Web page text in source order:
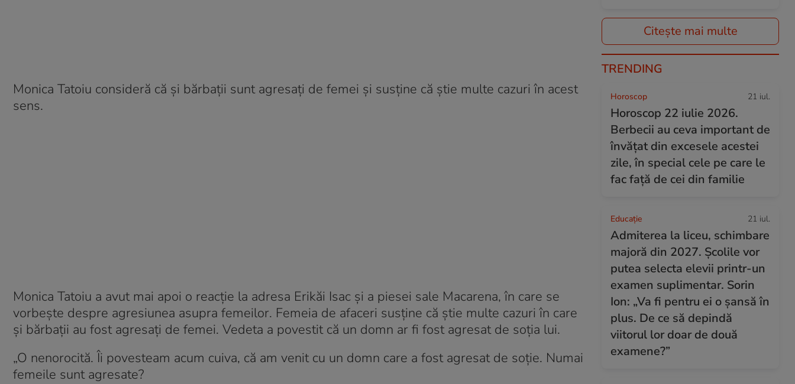
Monica Tatoiu consideră că și bărbații sunt agresați de femei și susține că știe multe cazuri în acest
sens.
Monica Tatoiu a avut mai apoi o reacție la adresa Erikăi Isac și a piesei sale Macarena, în care se
vorbește despre agresiunea asupra femeilor. Femeia de afaceri susține că știe multe cazuri în care
și bărbații au fost agresați de femei. Vedeta a povestit că un domn ar fi fost agresat de soția lui.
„O nenorocită. Îi povesteam acum cuiva, că am venit cu un domn care a fost agresat de soție. Numai
femeile sunt agresate?
Citește mai multe
TRENDING
Horoscop 21 iul.
Horoscop 22 iulie 2026.
Berbecii au ceva important de
învățat din excesele acestei
zile, în special cele pe care le
fac față de cei din familie
Educație 21 iul.
Admiterea la liceu, schimbare
majoră din 2027. Școlile vor
putea selecta elevii printr-un
examen suplimentar. Sorin
Ion: „Va fi pentru ei o șansă în
plus. De ce să depindă
viitorul lor doar de două
examene?”